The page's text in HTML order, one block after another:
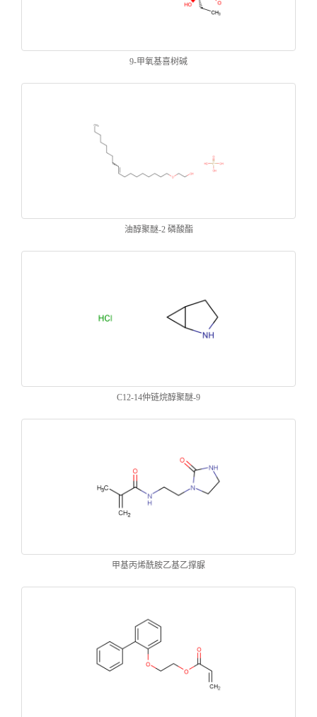
9-甲氧基喜树碱
油醇聚醚-2 磷酸酯
C12-14仲链烷醇聚醚-9
甲基丙烯酰胺乙基乙撑脲